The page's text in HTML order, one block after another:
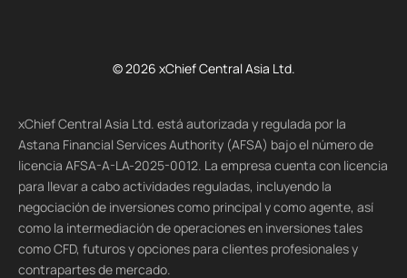
© 2026 xChief Central Asia Ltd.
xChief Central Asia Ltd. está autorizada y regulada por la
Astana Financial Services Authority (AFSA) bajo el número de
licencia AFSA-A-LA-2025-0012. La empresa cuenta con licencia
para llevar a cabo actividades reguladas, incluyendo la
negociación de inversiones como principal y como agente, así
como la intermediación de operaciones en inversiones tales
como CFD, futuros y opciones para clientes profesionales y
contrapartes de mercado.